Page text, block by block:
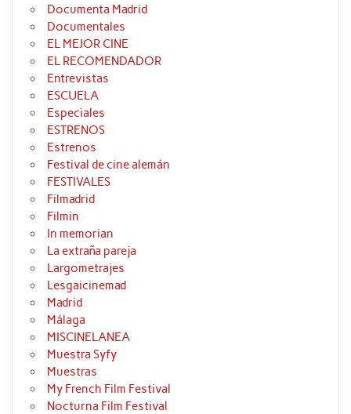
Documenta Madrid
Documentales
EL MEJOR CINE
EL RECOMENDADOR
Entrevistas
ESCUELA
Especiales
ESTRENOS
Estrenos
Festival de cine alemán
FESTIVALES
Filmadrid
Filmin
In memorian
La extraña pareja
Largometrajes
Lesgaicinemad
Madrid
Málaga
MISCINELANEA
Muestra Syfy
Muestras
My French Film Festival
Nocturna Film Festival